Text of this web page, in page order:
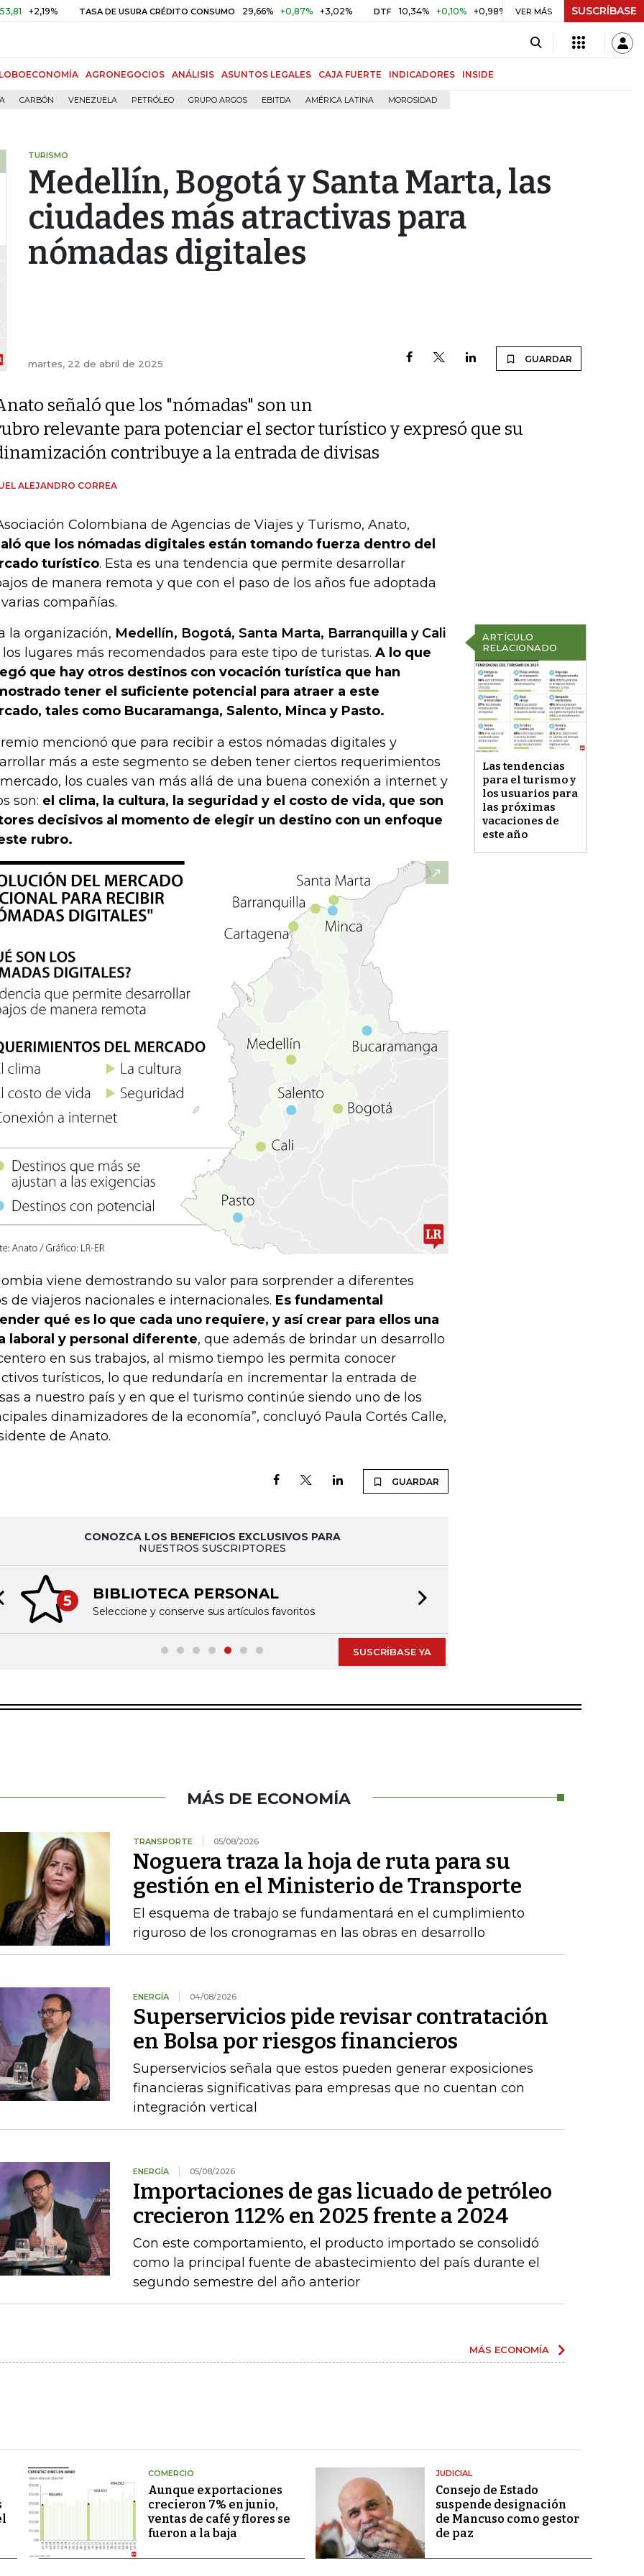
TASA DE USURA CRÉDITO CONSUMO 29,66% +0,87% +3,02% DTF 10,34% +0,10% +0,98% UVR $ 416,86 +$ 0,05 +0,01%
VER MÁS SUSCRÍBASE
AGRONEGOCIOS ANÁLISIS ASUNTOS LEGALES CAJA FUERTE INDICADORES INSIDE
CARBÓN VENEZUELA PETRÓLEO GRUPO ARGOS EBITDA AMÉRICA LATINA MOROSIDAD
TURISMO
Medellín, Bogotá y Santa Marta, las
ciudades más atractivas para
nómadas digitales
martes, 22 de abril de 2025 GUARDAR
señaló que los "nómadas" son un
relevante para potenciar el sector turístico y expresó que su
contribuye a la entrada de divisas
ALEJANDRO CORREA
Colombiana de Agencias de Viajes y Turismo, Anato,
que los nómadas digitales están tomando fuerza dentro del
turístico. Esta es una tendencia que permite desarrollar
de manera remota y que con el paso de los años fue adoptada
compañías.
ARTÍCULO
RELACIONADO
Las tendencias
para el turismo y
los usuarios para
las próximas
vacaciones de
este año
la organización, Medellín, Bogotá, Santa Marta, Barranquilla y Cali
los lugares más recomendados para este tipo de turistas. A lo que
que hay otros destinos con vocación turística que han
tener el suficiente potencial para atraer a este
tales como Bucaramanga, Salento, Minca y Pasto.
mencionó que para recibir a estos nómadas digitales y
más a este segmento se deben tener ciertos requerimientos
los cuales van más allá de una buena conexión a internet y
son: el clima, la cultura, la seguridad y el costo de vida, que son
decisivos al momento de elegir un destino con un enfoque
rubro.
viene demostrando su valor para sorprender a diferentes
de viajeros nacionales e internacionales. Es fundamental
qué es lo que cada uno requiere, y así crear para ellos una
laboral y personal diferente, que además de brindar un desarrollo
en sus trabajos, al mismo tiempo les permita conocer
turísticos, lo que redundaría en incrementar la entrada de
a nuestro país y en que el turismo continúe siendo uno de los
dinamizadores de la economía”, concluyó Paula Cortés Calle,
de Anato.
GUARDAR
CONOZCA LOS BENEFICIOS EXCLUSIVOS PARA
NUESTROS SUSCRIPTORES
5 BIBLIOTECA PERSONAL
Seleccione y conserve sus artículos favoritos
slide
SUSCRÍBASE YA
MÁS DE ECONOMÍA
TRANSPORTE 05/08/2026
Noguera traza la hoja de ruta para su
gestión en el Ministerio de Transporte
El esquema de trabajo se fundamentará en el cumplimiento
riguroso de los cronogramas en las obras en desarrollo
ENERGÍA 04/08/2026
Superservicios pide revisar contratación
en Bolsa por riesgos financieros
Superservicios señala que estos pueden generar exposiciones
financieras significativas para empresas que no cuentan con
integración vertical
ENERGÍA 05/08/2026
Importaciones de gas licuado de petróleo
crecieron 112% en 2025 frente a 2024
Con este comportamiento, el producto importado se consolidó
como la principal fuente de abastecimiento del país durante el
segundo semestre del año anterior
MÁS ECONOMÍA
COMERCIO
Aunque exportaciones
crecieron 7% en junio,
ventas de café y flores se
fueron a la baja
JUDICIAL
Consejo de Estado
suspende designación
de Mancuso como gestor
de paz